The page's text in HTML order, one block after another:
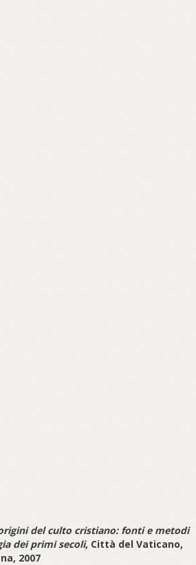
del culto cristiano: fonti e metodi
dei primi secoli, Città del Vaticano,
2007